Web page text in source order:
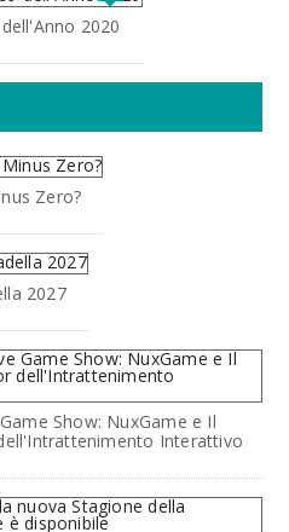
2020
Zero?
2027
Show: NuxGame e Il
Interattivo